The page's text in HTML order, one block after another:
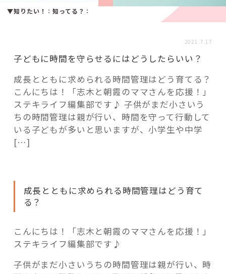
HAREL 活用事例
「モノ」
fleXe リノベ事例
「ひと」
これからの暮らし 住み替え相談
▼知りたい！ ：知ってる？ ：
2021.7.17
子どもに時間を守らせるにはどうしたらいい？
成長とともに求められる時間管理はどう育てる？
こんにちは！「志木と朝霞のママさんを応援！」
ステキライフ編集部です♪ 子供がまだ小さいう
ちの時間管理は親が行い、時間を守って行動して
いる子どもが多いと思いますが、小学生や中学
[…]
成長とともに求められる時間管理はどう育て
る？
こんにちは！「志木と朝霞のママさんを応援！」
ステキライフ編集部です♪
子供がまだ小さいうちの時間管理は親が行い、時